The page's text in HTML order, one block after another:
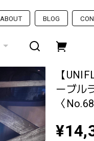
ABOUT BLOG
【
ーブル
〈